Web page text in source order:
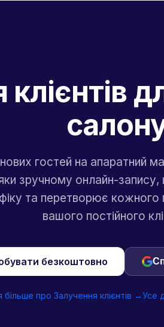
гостей на апаратний
зручному онлайн-
та перетворює кожного
вашого постійного
безкоштовно
більше про Залучення клієнтів →Усе